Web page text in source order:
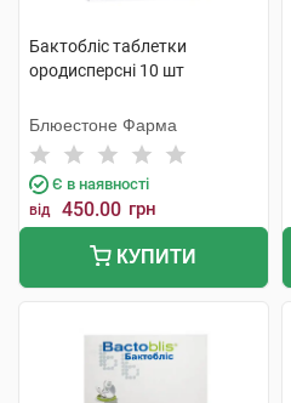
Бактобліс таблетки
ородисперсні 10 шт
Блюестоне Фарма
Є в наявності
від 450.00 грн
КУПИТИ